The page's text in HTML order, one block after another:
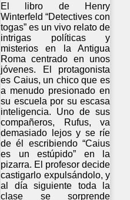
El libro de Henry
Winterfeld “Detectives con
togas” es un vivo relato de
intrigas políticas y
misterios en la Antigua
Roma centrado en unos
jóvenes. El protagonista
es Caius, un chico que es
a menudo presionado en
su escuela por su escasa
inteligencia. Uno de sus
compañeros, Rufus, va
demasiado lejos y se ríe
de él escribiendo “Caius
es un estúpido” en la
pizarra. El profesor decide
castigarlo expulsándolo, y
al día siguiente toda la
clase se sorprende